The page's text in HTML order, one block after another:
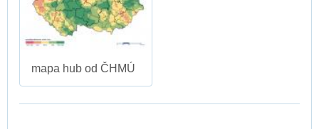
mapa hub od ČHMÚ